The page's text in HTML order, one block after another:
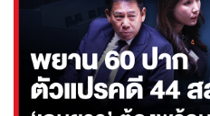
ทางการคอซอวอมีมาตรการจ
รถยนต์ที่ป้ายทะเบียนยังเป็นป้
เป็นจำนวนเงิน 150 ยูโร (ราว
พฤศจิกายน) เป็นต้นไป ซึ่งหล
ต่างต้องการให้ทางการคอซอ